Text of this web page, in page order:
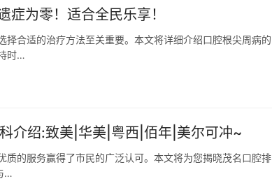
为零！适合全民乐享！
合适的治疗方法至关重要。本文将详细介绍口腔根尖周病的
时…
介绍:致美|华美|粤西|佰年|美尔可冲~
的服务赢得了市民的广泛认可。本文将为您揭晓茂名口腔排
…